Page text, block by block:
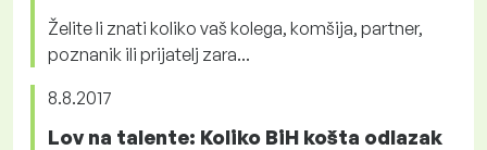
Želite li znati koliko vaš kolega, komšija, partner,
poznanik ili prijatelj zara...
8.8.2017
Lov na talente: Koliko BiH košta odlazak